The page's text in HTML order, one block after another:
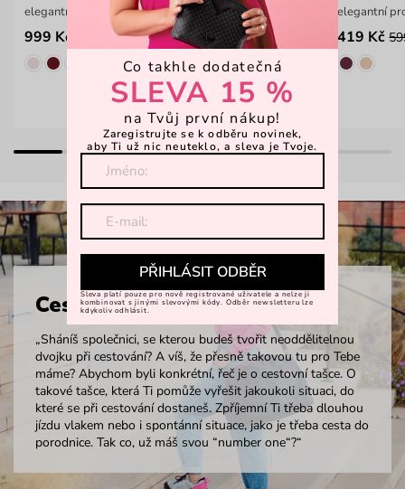
elegantní ledvinka s nastavitelným popruhem
999 Kč
elegantní
419 Kč
Cestovní tašky
„Sháníš společnici, se kterou budeš tvořit neoddělitelnou
dvojku při cestování? A víš, že přesně takovou tu pro Tebe
máme? Abychom byli konkrétní, řeč je o cestovní tašce. O
takové tašce, která Ti pomůže vyřešit jakoukoli situaci, do
které se při cestování dostaneš. Zpříjemní Ti třeba dlouhou
jízdu vlakem nebo i spontánní situace, jako je třeba cesta do
porodnice. Tak co, už máš svou “number one“?“
Co takhle dodatečná
SLEVA 15 %
na Tvůj první nákup!
Zaregistrujte se k odběru novinek,
aby Ti už nic neuteklo, a sleva je Tvoje.
PŘIHLÁSIT ODBĚR
Sleva platí pouze pro nově registrované uživatele a nelze ji
kombinovat s jinými slevovými kódy. Odběr newsletteru lze
kdykoliv odhlásit.